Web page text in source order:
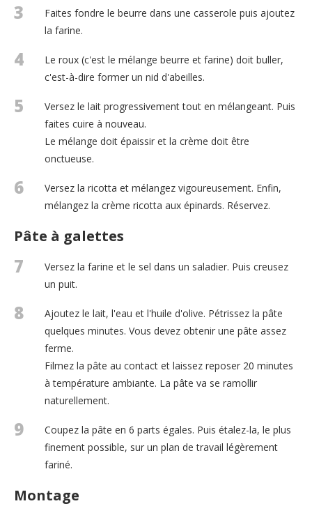
3
Faites fondre le beurre dans une casserole puis ajoutez
la farine.
4
Le roux (c'est le mélange beurre et farine) doit buller,
c'est-à-dire former un nid d'abeilles.
5
Versez le lait progressivement tout en mélangeant. Puis
faites cuire à nouveau.
Le mélange doit épaissir et la crème doit être
onctueuse.
6
Versez la ricotta et mélangez vigoureusement. Enfin,
mélangez la crème ricotta aux épinards. Réservez.
Pâte à galettes
7
Versez la farine et le sel dans un saladier. Puis creusez
un puit.
8
Ajoutez le lait, l'eau et l'huile d'olive. Pétrissez la pâte
quelques minutes. Vous devez obtenir une pâte assez
ferme.
Filmez la pâte au contact et laissez reposer 20 minutes
à température ambiante. La pâte va se ramollir
naturellement.
9
Coupez la pâte en 6 parts égales. Puis étalez-la, le plus
finement possible, sur un plan de travail légèrement
fariné.
Montage